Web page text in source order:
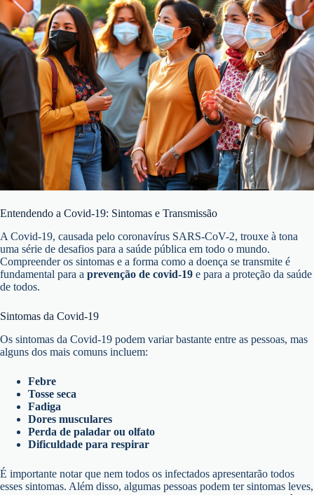
Entendendo a Covid-19: Sintomas e Transmissão
A Covid-19, causada pelo coronavírus SARS-CoV-2, trouxe à tona
uma série de desafios para a saúde pública em todo o mundo.
Compreender os sintomas e a forma como a doença se transmite é
fundamental para a prevenção de covid-19 e para a proteção da saúde
de todos.
Sintomas da Covid-19
Os sintomas da Covid-19 podem variar bastante entre as pessoas, mas
alguns dos mais comuns incluem:
Febre
Tosse seca
Fadiga
Dores musculares
Perda de paladar ou olfato
Dificuldade para respirar
É importante notar que nem todos os infectados apresentarão todos
esses sintomas. Além disso, algumas pessoas podem ter sintomas leves,